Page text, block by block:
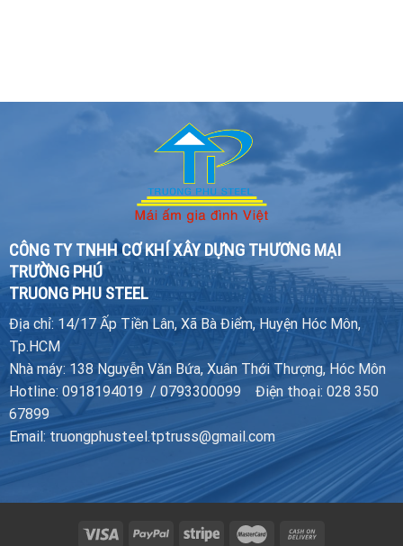
CÔNG TY TNHH CƠ KHÍ XÂY DỰNG THƯƠNG MẠI
TRƯỜNG PHÚ
TRUONG PHU STEEL
Địa chỉ: 14/17 Ấp Tiền Lân, Xã Bà Điểm, Huyện Hóc Môn,
Tp.HCM
Nhà máy: 138 Nguyễn Văn Bứa, Xuân Thới Thượng, Hóc Môn
Hotline: 0918194019 / 0793300099 Điện thoại: 028 350
67899
Email: truongphusteel.tptruss@gmail.com